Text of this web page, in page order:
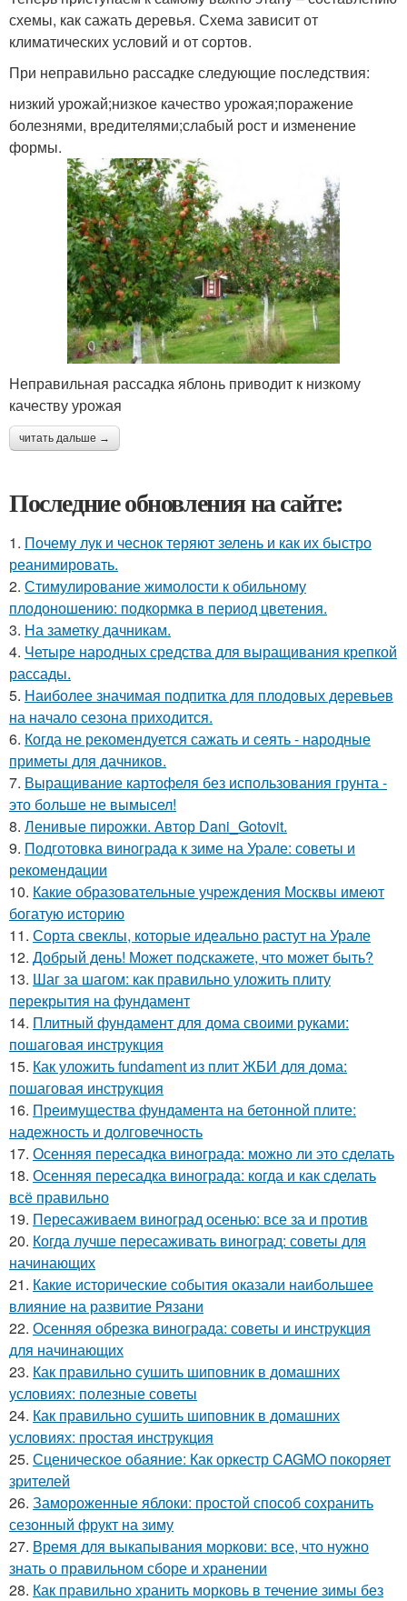
схемы, как сажать деревья. Схема зависит от
климатических условий и от сортов.
При неправильно рассадке следующие последствия:
низкий урожай;низкое качество урожая;поражение
болезнями, вредителями;слабый рост и изменение
формы.
Неправильная рассадка яблонь приводит к низкому
качеству урожая
читать дальше →
Последние обновления на сайте:
1. Почему лук и чеснок теряют зелень и как их быстро
реанимировать.
2. Стимулирование жимолости к обильному
плодоношению: подкормка в период цветения.
3. На заметку дачникам.
4. Четыре народных средства для выращивания крепкой
рассады.
5. Наиболее значимая подпитка для плодовых деревьев
на начало сезона приходится.
6. Когда не рекомендуется сажать и сеять - народные
приметы для дачников.
7. Выращивание картофеля без использования грунта -
это больше не вымысел!
8. Ленивые пирожки. Автор Dani_Gotovit.
9. Подготовка винограда к зиме на Урале: советы и
рекомендации
10. Какие образовательные учреждения Москвы имеют
богатую историю
11. Сорта свеклы, которые идеально растут на Урале
12. Добрый день! Может подскажете, что может быть?
13. Шаг за шагом: как правильно уложить плиту
перекрытия на фундамент
14. Плитный фундамент для дома своими руками:
пошаговая инструкция
15. Как уложить fundament из плит ЖБИ для дома:
пошаговая инструкция
16. Преимущества фундамента на бетонной плите:
надежность и долговечность
17. Осенняя пересадка винограда: можно ли это сделать
18. Осенняя пересадка винограда: когда и как сделать
всё правильно
19. Пересаживаем виноград осенью: все за и против
20. Когда лучше пересаживать виноград: советы для
начинающих
21. Какие исторические события оказали наибольшее
влияние на развитие Рязани
22. Осенняя обрезка винограда: советы и инструкция
для начинающих
23. Как правильно сушить шиповник в домашних
условиях: полезные советы
24. Как правильно сушить шиповник в домашних
условиях: простая инструкция
25. Сценическое обаяние: Как оркестр CAGMO покоряет
зрителей
26. Замороженные яблоки: простой способ сохранить
сезонный фрукт на зиму
27. Время для выкапывания моркови: все, что нужно
знать о правильном сборе и хранении
28. Как правильно хранить морковь в течение зимы без